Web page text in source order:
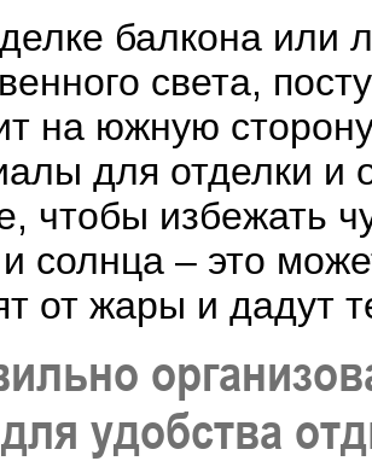
балкона или
света,
на южную
для отделки и
чтобы избежать
солнца – это
от жары и дадут
удобства